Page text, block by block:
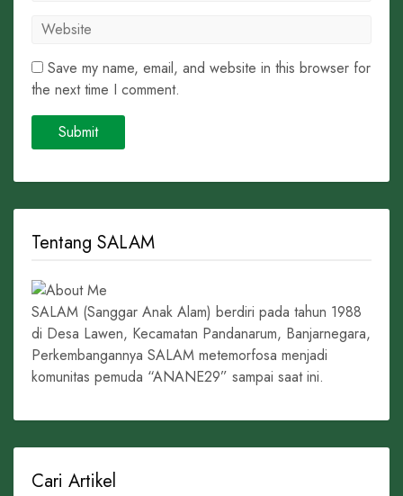
Save my name, email, and website in this browser for
the next time I comment.
Tentang SALAM
SALAM (Sanggar Anak Alam) berdiri pada tahun 1988
di Desa Lawen, Kecamatan Pandanarum, Banjarnegara,
Perkembangannya SALAM metemorfosa menjadi
komunitas pemuda “ANANE29” sampai saat ini.
Cari Artikel